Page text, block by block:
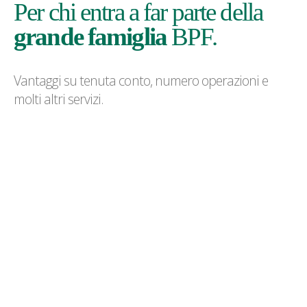
Per chi entra a far parte della
grande famigliaBPF.
Vantaggi su tenuta conto, numero operazioni e
molti altri servizi.